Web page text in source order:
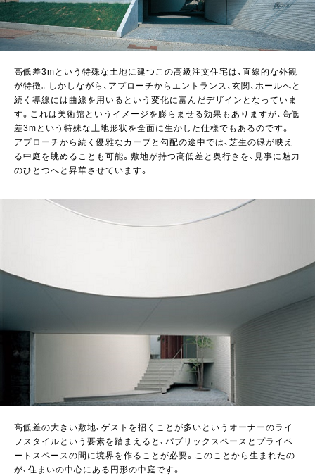
高低差3mという特殊な土地に建つこの高級注文住宅は、直線的な外観
が特徴。しかしながら、アプローチからエントランス、玄関、ホールへと
続く導線には曲線を用いるという変化に富んだデザインとなっていま
す。これは美術館というイメージを膨らませる効果もありますが、高低
差3mという特殊な土地形状を全面に生かした仕様でもあるのです。
アプローチから続く優雅なカーブと勾配の途中では、芝生の緑が映え
る中庭を眺めることも可能。敷地が持つ高低差と奥行きを、見事に魅力
のひとつへと昇華させています。
高低差の大きい敷地、ゲストを招くことが多いというオーナーのライ
フスタイルという要素を踏まえると、パブリックスペースとプライベ
ートスペースの間に境界を作ることが必要。このことから生まれたの
が、住まいの中心にある円形の中庭です。